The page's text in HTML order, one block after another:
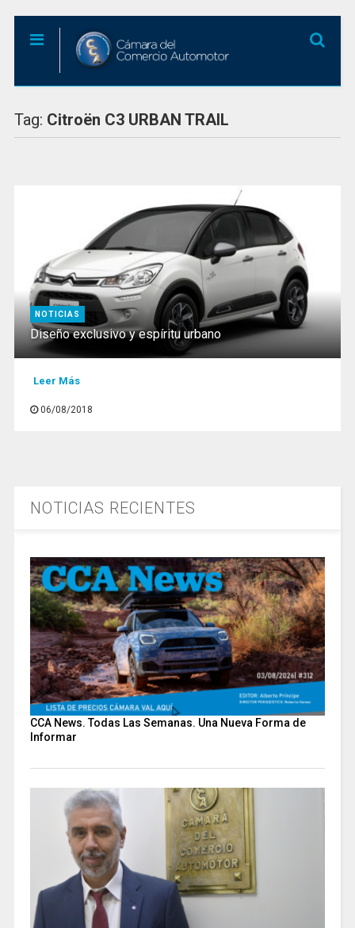
Tag: Citroën C3 URBAN TRAIL
NOTICIAS
Diseño exclusivo y espíritu urbano
Leer Más
06/08/2018
NOTICIAS RECIENTES
CCA News. Todas Las Semanas. Una Nueva Forma de
Informar